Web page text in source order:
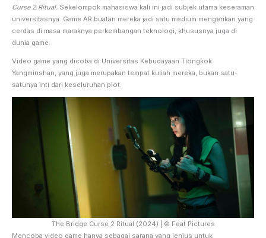
Curse 2 Ritual. Sekelompok mahasiswa kali ini jadi subjek utama keseraman
universitasnya. Game AR buatan mereka jadi satu medium mengerikan yang
cerdas di masa maraknya perkembangan teknologi, khususnya juga di
dunia game.
Video game yang dicoba di Universitas Kebudayaan Tiongkok
Yangminshan, yang juga merupakan tempat kuliah mereka, bukan satu-
satunya inti dari keseluruhan plot.
The Bridge Curse 2 Ritual (2024) | © Feat Pictures
Mencoba video game hanya sebagai sarana yang jenius untuk